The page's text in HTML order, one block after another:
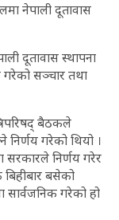
नेपाली दूतावास
दूतावास स्थापना
गरेको सञ्चार तथा
बैठकले
गरेको थियो ।
सरकारले निर्णय गरेर
बसेको
सार्वजनिक गरेको हो